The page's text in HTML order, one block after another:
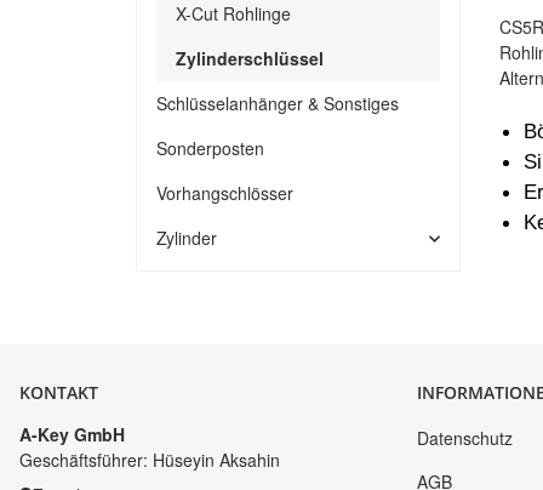
X-Cut Rohlinge
Zylinderschlüssel
Schlüsselanhänger & Sonstiges
Sonderposten
Vorhangschlösser
Zylinder
KONTAKT
A-Key GmbH
Geschäftsführer: Hüseyin Aksahin
Datenschutz
AGB